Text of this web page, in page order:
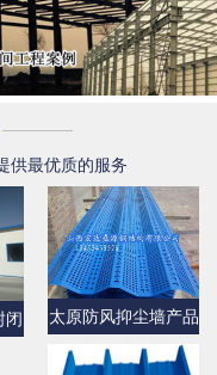
供最优质的服务
闭
太原防风抑尘墙产品
展示